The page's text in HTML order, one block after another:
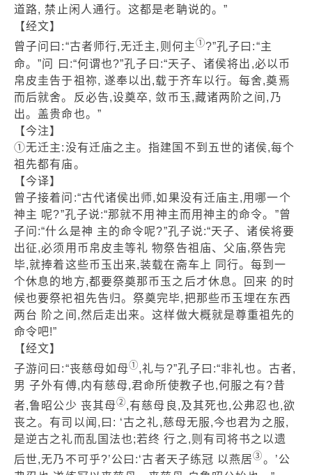
道路, 禁止闲人通行。这都是老聃说的。”
【经文】
曾子问曰:“古者师行,无迁主,则何主①?”孔子曰:“主
命。”问 曰:“何谓也?”孔子曰:“天子、诸侯将出,必以币
帛皮圭告于祖祢, 遂奉以出,载于齐车以行。每舍,奠焉
而后就舍。反必告,设奠卒, 敛币玉,藏诸两阶之间,乃
出。盖贵命也。”
【今注】
①无迁主:没有迁庙之主。指建国不到五世的诸侯,每个
祖先都有庙。
【今译】
曾子接着问:“古代诸侯出师,如果没有迁庙主,用哪一个
神主 呢?”孔子说:“那就不用神主而用神主的命令。”曾
子问:“什么是神 主的命令呢?”孔子说:“天子、诸侯将要
出征,必须用币帛皮圭等礼 物祭告祖庙、父庙,祭告完
毕,就捧着这些币玉出来,装载在斋车上 同行。每到一
个休息的地方,都要祭奠那币玉之后才休息。回来 的时
候也要祭祀祖先告归。祭奠完毕,把那些币玉埋在东西
两台 阶之间,然后走出来。这样做大概就是尊重祖先的
命令吧!”
【经文】
子游问曰:“丧慈母如母①,礼与?”孔子曰:“非礼也。古者,
男 子外有傅,内有慈母,君命所使教子也,何服之有?昔
者,鲁昭公少 丧其母②,有慈母良,及其死也,公弗忍也,欲
丧之。有司以闻,曰: ‘古之礼,慈母无服,今也君为之服,
是逆古之礼而乱国法也;若终 行之,则有司将书之以遗
后世,无乃不可乎?’公曰:‘古者天子练冠 以燕居③。’公